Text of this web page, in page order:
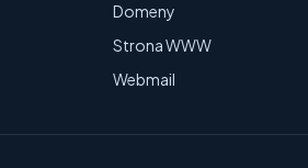
Domeny
Strona WWW
Webmail